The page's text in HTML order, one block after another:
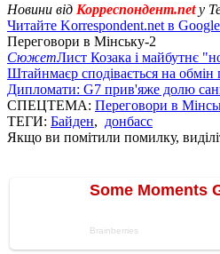
Новини від Корреспондент.netу
Читайте Korrespondent.net в
Переговори в Мінську-2
СюжетЛист Козака і майбутнє
Штайнмаєр сподівається на обмін
Дипломати: G7 прив'яже долю
СПЕЦТЕМА: Переговори в
ТЕГИ: Байден, донбасс
Якщо ви помітили помилку,